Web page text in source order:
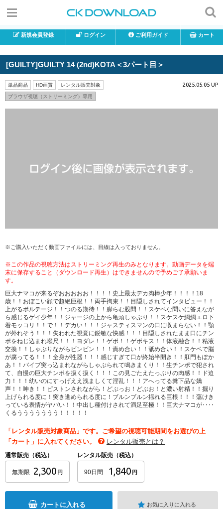
新規会員登録 ログイン ご利用ガイド カート
[GUILTY]GUILTY 14 (2nd)KOTA＜3パート目＞
単品商品 HD画質 レンタル販売対象
ブラウザ視聴（ストリーミング）専用
2025.05.05 UP
※ご購入いただく動画ファイルには、目線は入っておりません。
※この作品の視聴方法はストリーミング再生のみとなります。動画データを端
末に保存すること（ダウンロード再生）はできませんので予めご了承願いま
す。
巨大ナマコが来るぞおおおおお！！！！史上最太デカ肉棒少年！！！！18
歳！！おぼこい顔で超絶巨根！！両手拘束！！目隠しされてインタビュー！！
上がるボルテージ！！つのる期待！！膨らむ股間！！スケベな問いに答えなが
ら感じるゲイ少年！！ジャージの上から亀頭しゃぶり！！スケスケ網網エロ下
着モッコリ！！で！！デカい！！！ジャスティスマンの口に収まらない！！顎
が外れそう！！！失われた視覚に鋭敏な快感！！！目隠しされたまま口にチン
ポをねじ込まれ喉尺！！！ヨダレ！！ゲボ！！ゲボキス！！体液融合！！粘液
交換！！しゃぶりながらビンビン！！！責め合い！！舐め合い！！スケベで脳
が腐ってる！！！全身が性器！！！感じすぎて口が終始半開き！！肛門もぽか
あ！！バイブ突っ込まれながらしゃぶられて鳴きまくり！！生チンポで犯され
て、自慢の巨大チンポを扱く扱く！！！この見ごたえたっぷりの肉感！！ド迫
力！！！幼いのにすっげええ浅ましくて淫乱！！！アへってる糞下品な嬌
声！！呻き！！ピストンされながら！どぶっお！どぶお！と濃い射精！！掘り
上げられる度に！突き進められる度に！ブルンブルン揺れる巨根！！！蕩けき
っている表情がヤバい！！中出し種付けされて満足至極！！巨大ナマコが‥‥
くるううううううう！！！！！
「レンタル販売対象商品」です。ご希望の視聴可能期間をお選びの上
「カート」に入れてください。
レンタル販売とは？
通常販売（税込）
無期限 2,300 円
レンタル販売（税込）
90日間 1,840 円
カートに入れる お気に入りに入れる